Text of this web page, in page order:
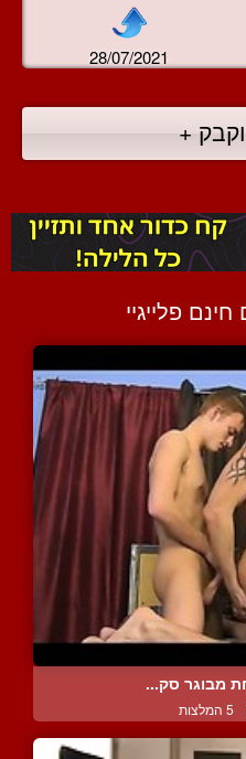
28/07/2021
+
פלייגיי
מבוגר סק...
5 המלצות